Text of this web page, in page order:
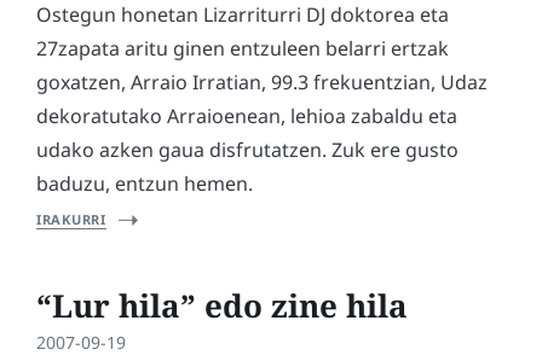
Ostegun honetan Lizarriturri DJ doktorea eta
27zapata aritu ginen entzuleen belarri ertzak
goxatzen, Arraio Irratian, 99.3 frekuentzian, Udaz
dekoratutako Arraioenean, lehioa zabaldu eta
udako azken gaua disfrutatzen. Zuk ere gusto
baduzu, entzun hemen.
IRAKURRI
“Lur hila” edo zine hila
2007-09-19